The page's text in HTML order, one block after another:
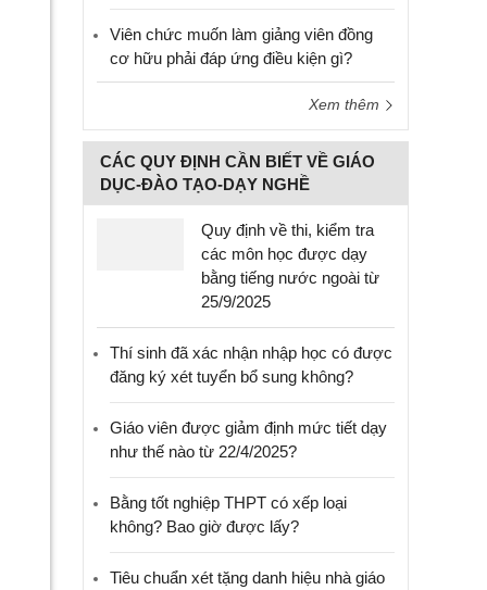
Viên chức muốn làm giảng viên đồng
cơ hữu phải đáp ứng điều kiện gì?
Xem thêm
CÁC QUY ĐỊNH CẦN BIẾT VỀ GIÁO
DỤC-ĐÀO TẠO-DẠY NGHỀ
Quy định về thi, kiểm tra
các môn học được dạy
bằng tiếng nước ngoài từ
25/9/2025
Thí sinh đã xác nhận nhập học có được
đăng ký xét tuyển bổ sung không?
Giáo viên được giảm định mức tiết dạy
như thế nào từ 22/4/2025?
Bằng tốt nghiệp THPT có xếp loại
không? Bao giờ được lấy?
Tiêu chuẩn xét tặng danh hiệu nhà giáo